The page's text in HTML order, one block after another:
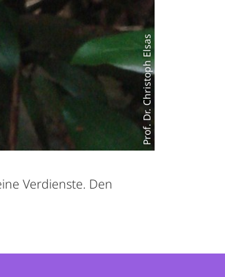
Prof. Dr. Christoph Elsas
Verdienste. Den